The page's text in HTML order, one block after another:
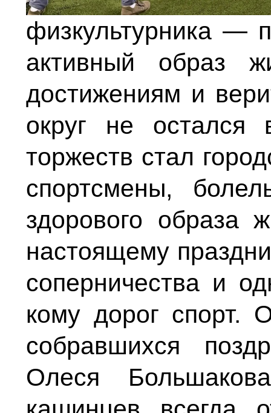
физкультурника —
активный образ
достижениям и
округ не остался
торжеств стал
спортсмены,
здорового образа
настоящему
соперничества и
кому дорог спорт.
собравшихся
Олеся